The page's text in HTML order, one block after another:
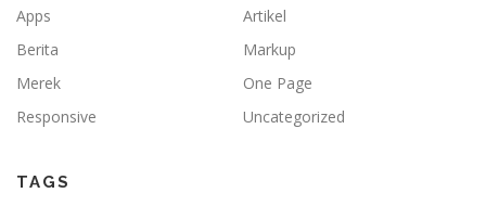
Apps
Artikel
Berita
Markup
Merek
One Page
Responsive
Uncategorized
TAGS